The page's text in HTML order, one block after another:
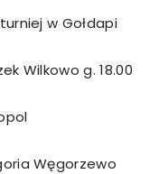
w Gołdapi
Wilkowo g. 18.00
Węgorzewo